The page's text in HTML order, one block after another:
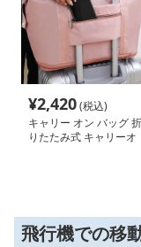
¥2,420(税込)
キャリー オン バッグ 折
りたたみ式 キャリーオ
飛行機での移